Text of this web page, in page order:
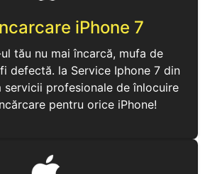
iPhone 7
tău nu mai încarcă, mufa de
defectă. la Service Iphone 7 din
servicii profesionale de înlocuire
pentru orice iPhone!